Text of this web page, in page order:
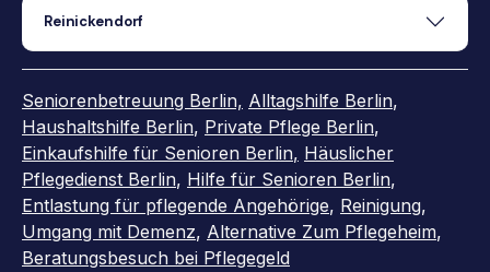
Reinickendorf
Seniorenbetreuung Berlin, Alltagshilfe Berlin,
Haushaltshilfe Berlin, Private Pflege Berlin,
Einkaufshilfe für Senioren Berlin, Häuslicher
Pflegedienst Berlin, Hilfe für Senioren Berlin,
Entlastung für pflegende Angehörige, Reinigung,
Umgang mit Demenz, Alternative Zum Pflegeheim,
Beratungsbesuch bei Pflegegeld